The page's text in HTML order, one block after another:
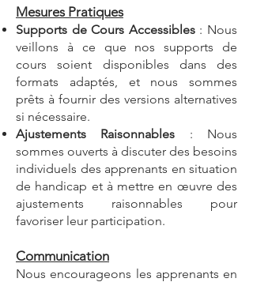
Mesures Pratiques
Supports de Cours Accessibles: Nous
veillons à ce que nos supports de
cours soient disponibles dans des
formats adaptés, et nous sommes
prêts à fournir des versions alternatives
si nécessaire.
Ajustements Raisonnables : Nous
sommes ouverts à discuter des besoins
individuels des apprenants en situation
de handicap et à mettre en œuvre des
ajustements raisonnables pour
favoriser leur participation.
Communication
Nous encourageons les apprenants en